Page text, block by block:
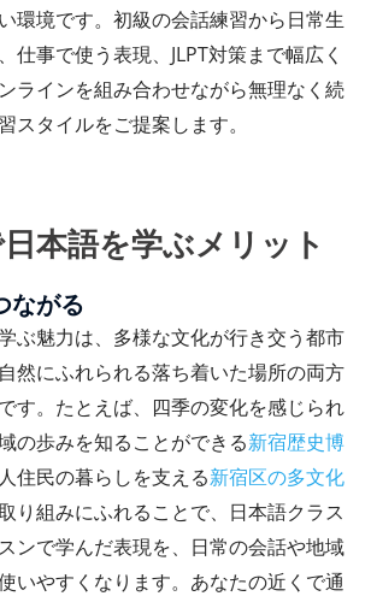
環境です。初級の会話練習から日常生
仕事で使う表現、JLPT対策まで幅広く
ラインを組み合わせながら無理なく続
スタイルをご提案します。
本語を学ぶメリット
ながる
ぶ魅力は、多様な文化が行き交う都市
然にふれられる落ち着いた場所の両方
す。たとえば、四季の変化を感じられ
の歩みを知ることができる新宿歴史博
住民の暮らしを支える新宿区の多文化
り組みにふれることで、日本語クラス
ンで学んだ表現を、日常の会話や地域
いやすくなります。あなたの近くで通